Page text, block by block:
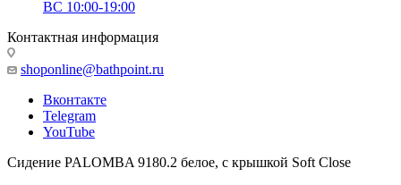
ВС 10:00-19:00
Контактная информация
shoponline@bathpoint.ru
Вконтакте
Telegram
YouTube
Сидение PALOMBA 9180.2 белое, с крышкой Soft Close